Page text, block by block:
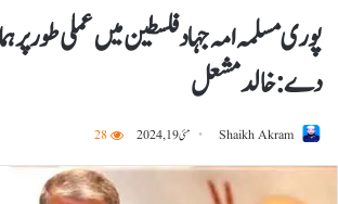
پوری مسلمہ امہ جہاد فلسطین میں عملی طور پر
دے:خالد مشعل
Shaikh Akram مئی 19, 2024 28